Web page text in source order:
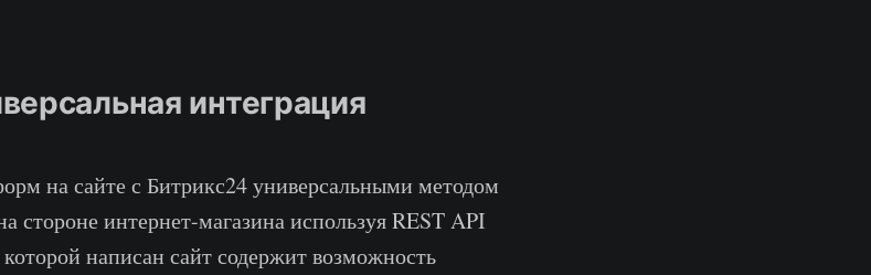
интеграция
на сайте с Битрикс24 универсальными методом
стороне интернет-магазина используя REST API
написан сайт содержит возможность